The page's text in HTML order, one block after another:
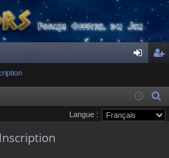
ne cri
ptie
Langue :